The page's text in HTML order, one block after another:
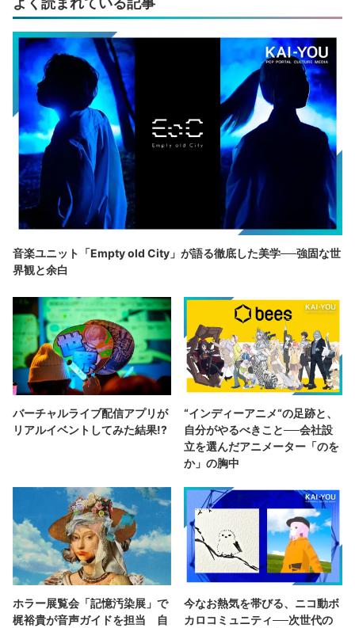
音楽ユニット「Empty old City」が語る徹底した美学──強固な世
界観と余白
バーチャルライブ配信アプリが
リアルイベントしてみた結果!?
“インディーアニメ“の足跡と、
自分がやるべきこと──会社設
立を選んだアニメーター「のを
か」の胸中
ホラー展覧会「記憶汚染展」で
梶裕貴が音声ガイドを担当 自
今なお熱気を帯びる、ニコ動ボ
カロコミュニティ──次世代の